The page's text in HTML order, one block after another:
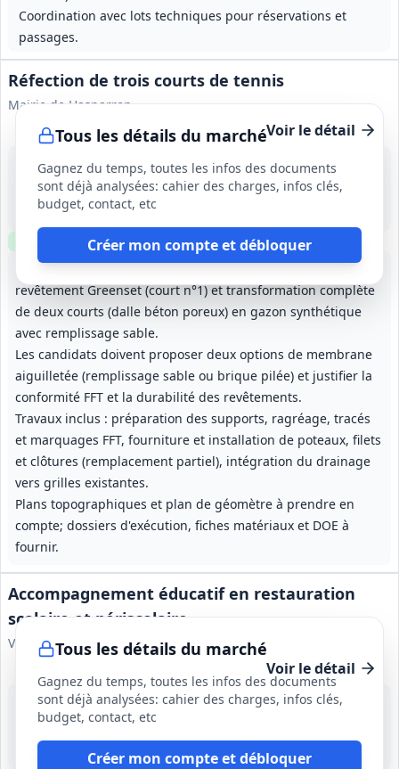
Coordination avec lots techniques pour réservations et
passages.
Tous les détails du marché
Gagnez du temps, toutes les infos des documents
sont déjà analysées: cahier des charges, infos clés,
budget, contact, etc
Créer mon compte et débloquer
Réfection de trois courts de tennis
Mairie de Hasparren
Voir le détail
Réfection de 3 surfaces de jeu : régénération d'un
revêtement Greenset (court n°1) et transformation complète
de deux courts (dalle béton poreux) en gazon synthétique
avec remplissage sable.
Les candidats doivent proposer deux options de membrane
aiguilletée (remplissage sable ou brique pilée) et justifier la
conformité FFT et la durabilité des revêtements.
Travaux inclus : préparation des supports, ragréage, tracés
et marquages FFT, fourniture et installation de poteaux, filets
et clôtures (remplacement partiel), intégration du drainage
vers grilles existantes.
Plans topographiques et plan de géomètre à prendre en
compte; dossiers d'exécution, fiches matériaux et DOE à
fournir.
13 août 2026
Hasparren (64)
3 mois (à partir du 15/09/2026)
Clause environnementale Visiteoptionnelle
Tous les détails du marché
Gagnez du temps, toutes les infos des documents
sont déjà analysées: cahier des charges, infos clés,
budget, contact, etc
Créer mon compte et débloquer
Accompagnement éducatif en restauration
scolaire et périscolaire
Ville de Biarritz
Voir le détail
13 août 2026
Biarritz (64)